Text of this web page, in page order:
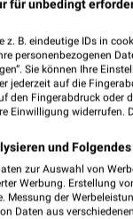
für unbedingt
B. eindeutige IDs in
personenbezogenen
Sie können Ihre
jederzeit auf die
den Fingerabdruck oder
Einwilligung widerrufen.
und Folgendes
zur Auswahl von
Werbung. Erstellung
der
Daten aus